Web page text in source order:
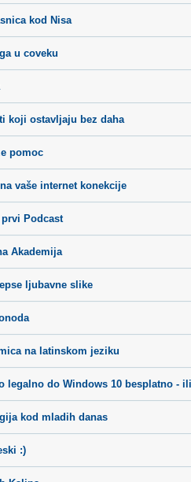
kod Nisa
u coveku
koji ostavljaju bez daha
pomoc
vaše internet konekcije
prvi Podcast
Akademija
ljubavne slike
na latinskom jeziku
legalno do Windows 10 besplatno -
kod mladih danas
:)